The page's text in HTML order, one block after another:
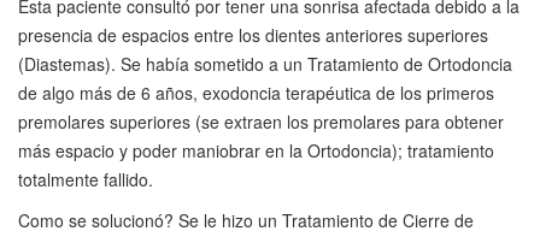
Esta paciente consultó por tener una sonrisa afectada debido a la
presencia de espacios entre los dientes anteriores superiores
(Diastemas). Se había sometido a un Tratamiento de Ortodoncia
de algo más de 6 años, exodoncia terapéutica de los primeros
premolares superiores (se extraen los premolares para obtener
más espacio y poder maniobrar en la Ortodoncia); tratamiento
totalmente fallido.
Como se solucionó? Se le hizo un Tratamiento de Cierre de